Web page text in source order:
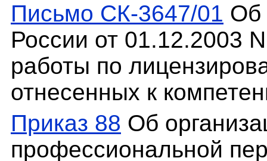
Письмо СК-3647/01 Об
России от 01.12.2003
работы по
отнесенных к
Приказ 88 Об
профессиональной